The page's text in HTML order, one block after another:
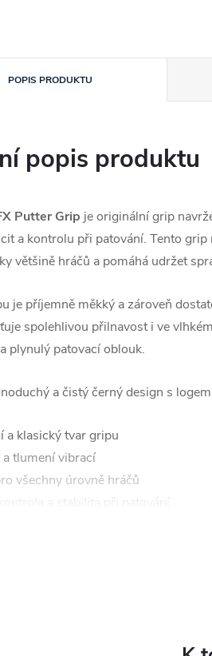
POPIS PRODUKTU
popis produktu
Putter Grip je originální grip
a kontrolu při patování. Tento
většině hráčů a pomáhá udržet
je příjemně měkký a zároveň
spolehlivou přilnavost i ve
plynulý patovací oblouk.
a čistý černý design s
a klasický tvar gripu
a tlumení vibrací
všechny úrovně hráčů
kontrola a stabilita při patování